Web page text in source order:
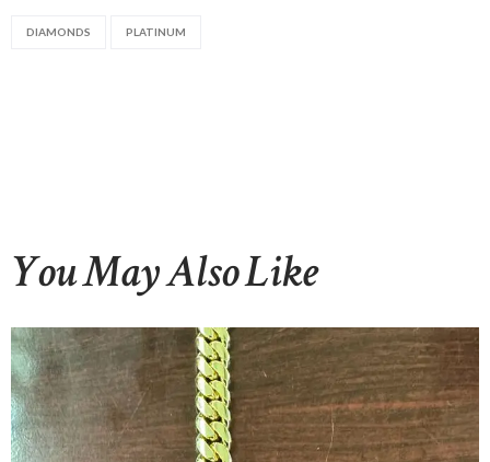
DIAMONDS PLATINUM
You May Also Like